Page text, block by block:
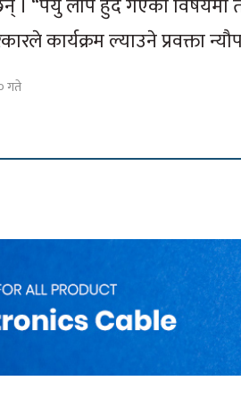
। “पैयुँ लोप हुँदै गएको
कार्यक्रम ल्याउने प्रवक्ता
गते